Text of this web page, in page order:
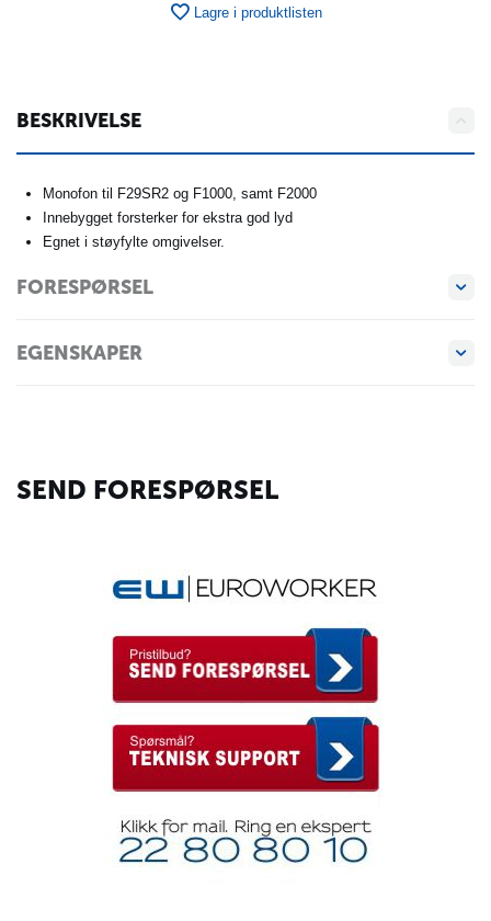
Lagre i produktlisten
BESKRIVELSE
Monofon til F29SR2 og F1000, samt F2000
Innebygget forsterker for ekstra god lyd
Egnet i støyfylte omgivelser.
FORESPØRSEL
EGENSKAPER
SEND FORESPØRSEL